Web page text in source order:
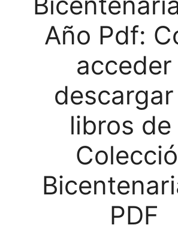
Año Pdf:
acceder
libros de
PDF